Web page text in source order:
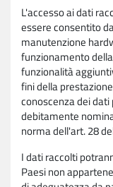
L'accesso ai dati
essere consentito
manutenzione
funzionamento
funzionalità
fini della
conoscenza dei
debitamente
norma dell'art. 28
I dati raccolti
Paesi non